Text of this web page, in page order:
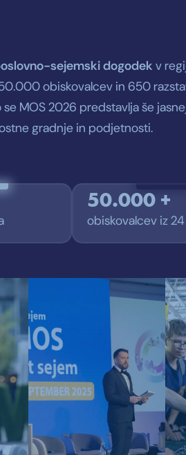
sejemskidogodek v
obiskovalcev in 650
se MOS 2026 predstavlja še
gradnje in podjetnosti.
50.000 +
obiskovalcev iz